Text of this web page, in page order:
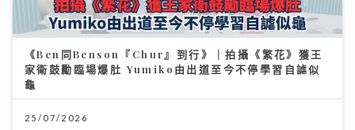
《Ben同Benson『Chur』到行》｜拍攝《繁花》獲王
家衛鼓勵臨場爆肚 Yumiko由出道至今不停學習自謔似
龜
25/07/2026